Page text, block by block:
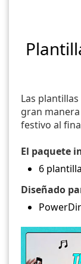
Las
gran
festivo al
El paquete
6
Diseñado